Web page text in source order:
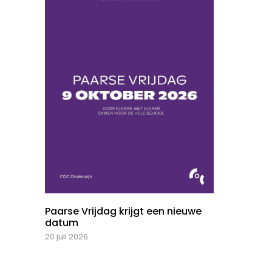
Paarse Vrijdag krijgt een nieuwe
datum
20 juli 2026